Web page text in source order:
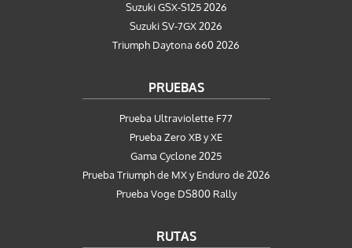
Suzuki GSX-S125 2026
Suzuki SV-7GX 2026
Triumph Daytona 660 2026
PRUEBAS
Prueba Ultraviolette F77
Prueba Zero XB y XE
Gama Cyclone 2025
Prueba Triumph de MX y Enduro de 2026
Prueba Voge DS800 Rally
RUTAS